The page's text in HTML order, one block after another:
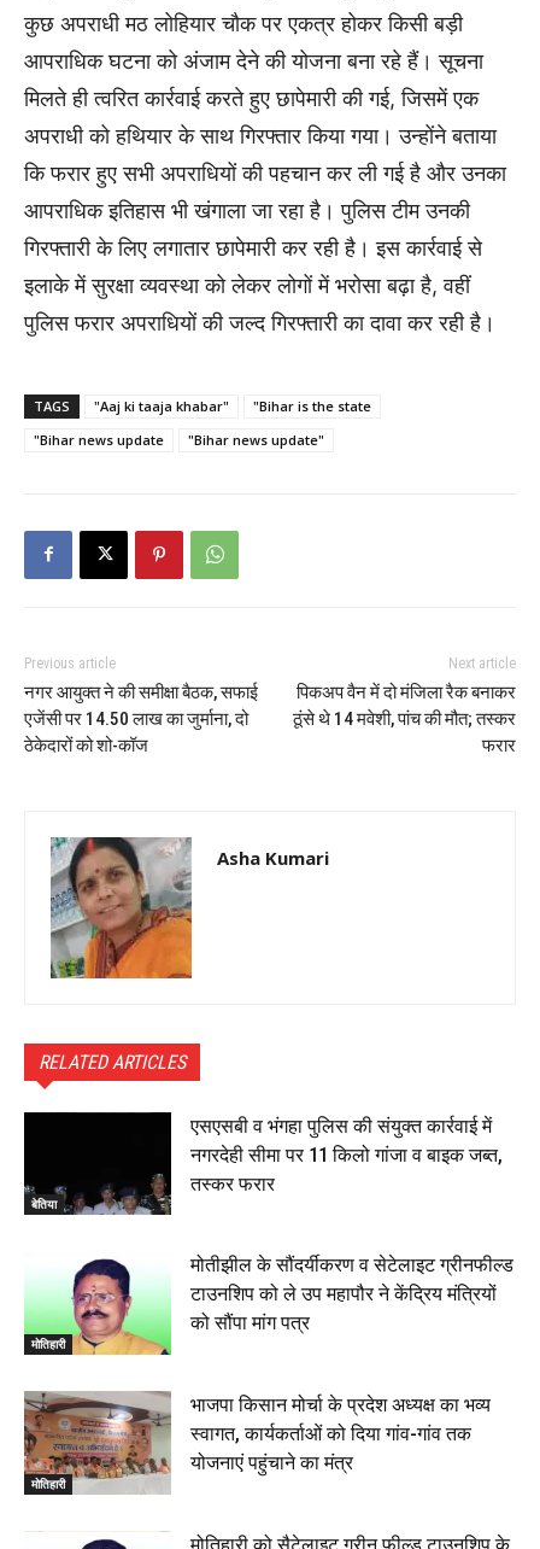
कुछ अपराधी मठ लोहियार चौक पर एकत्र होकर किसी बड़ी
आपराधिक घटना को अंजाम देने की योजना बना रहे हैं। सूचना
मिलते ही त्वरित कार्रवाई करते हुए छापेमारी की गई, जिसमें एक
अपराधी को हथियार के साथ गिरफ्तार किया गया। उन्होंने बताया
कि फरार हुए सभी अपराधियों की पहचान कर ली गई है और उनका
आपराधिक इतिहास भी खंगाला जा रहा है। पुलिस टीम उनकी
गिरफ्तारी के लिए लगातार छापेमारी कर रही है। इस कार्रवाई से
इलाके में सुरक्षा व्यवस्था को लेकर लोगों में भरोसा बढ़ा है, वहीं
पुलिस फरार अपराधियों की जल्द गिरफ्तारी का दावा कर रही है।
TAGS "Aaj ki taaja khabar"
"Bihar is the state
"Bihar news update
"Bihar news update"
Previous article
नगर आयुक्त ने की समीक्षा बैठक, सफाई
एजेंसी पर 14.50 लाख का जुर्माना, दो
ठेकेदारों को शो-कॉज
Next article
पिकअप वैन में दो मंजिला रैक बनाकर
ठूंसे थे 14 मवेशी, पांच की मौत; तस्कर
फरार
Asha Kumari
RELATED ARTICLES
बेतिया
एसएसबी व भंगहा पुलिस की संयुक्त कार्रवाई में
नगरदेही सीमा पर 11 किलो गांजा व बाइक जब्त,
तस्कर फरार
मोतिहारी
मोतीझील के सौंदर्यीकरण व सेटेलाइट ग्रीनफील्ड
टाउनशिप को ले उप महापौर ने केंद्रिय मंत्रियों
को सौंपा मांग पत्र
मोतिहारी
भाजपा किसान मोर्चा के प्रदेश अध्यक्ष का भव्य
स्वागत, कार्यकर्ताओं को दिया गांव-गांव तक
योजनाएं पहुंचाने का मंत्र
मोतिहारी को सैटेलाइट ग्रीन फील्ड टाउनशिप के